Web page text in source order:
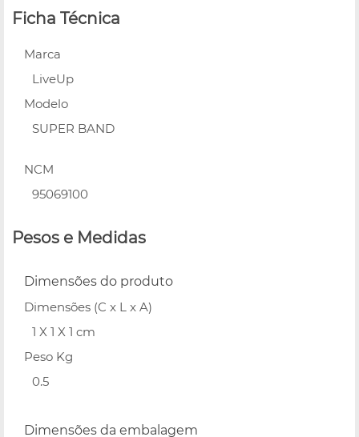
Ficha Técnica
Marca
LiveUp
Modelo
SUPER BAND
NCM
95069100
Pesos e Medidas
Dimensões do produto
Dimensões (C x L x A)
1 X 1 X 1 cm
Peso Kg
0.5
Dimensões da embalagem